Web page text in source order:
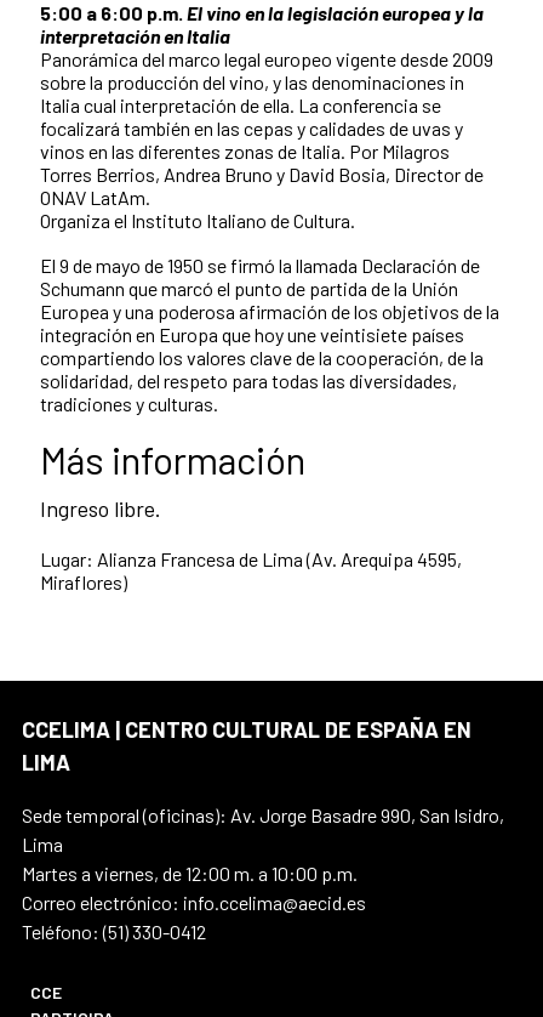
5:00 a 6:00 p.m. El vino en la legislación europea y la
interpretación en Italia
Panorámica del marco legal europeo vigente desde 2009
sobre la producción del vino, y las denominaciones in
Italia cual interpretación de ella. La conferencia se
focalizará también en las cepas y calidades de uvas y
vinos en las diferentes zonas de Italia. Por Milagros
Torres Berrios, Andrea Bruno y David Bosia, Director de
ONAV LatAm.
Organiza el Instituto Italiano de Cultura.
El 9 de mayo de 1950 se firmó la llamada Declaración de
Schumann que marcó el punto de partida de la Unión
Europea y una poderosa afirmación de los objetivos de la
integración en Europa que hoy une veintisiete países
compartiendo los valores clave de la cooperación, de la
solidaridad, del respeto para todas las diversidades,
tradiciones y culturas.
Más información
Ingreso libre.
Lugar: Alianza Francesa de Lima (Av. Arequipa 4595,
Miraflores)
CCELIMA | CENTRO CULTURAL DE ESPAÑA EN
LIMA
Sede temporal (oficinas): Av. Jorge Basadre 990, San Isidro,
Lima
Martes a viernes, de 12:00 m. a 10:00 p.m.
Correo electrónico: info.ccelima@aecid.es
Teléfono: (51) 330-0412
CCE